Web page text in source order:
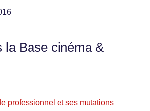
la Base cinéma &
professionnel et ses mutations